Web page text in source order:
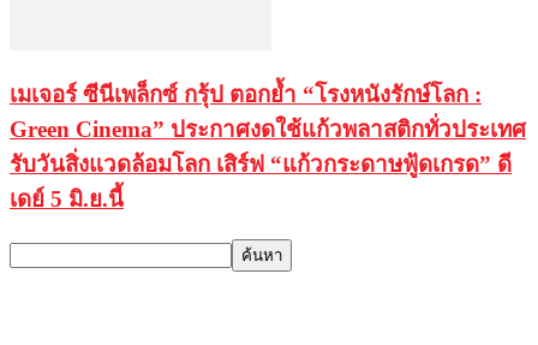
เมเจอร์ ซีนีเพล็กซ์ กรุ้ป ตอกย้ำ “โรงหนังรักษ์โลก :
Green Cinema” ประกาศงดใช้แก้วพลาสติกทั่วประเทศ
รับวันสิ่งแวดล้อมโลก เสิร์ฟ “แก้วกระดาษฟู้ดเกรด” ดี
เดย์ 5 มิ.ย.นี้